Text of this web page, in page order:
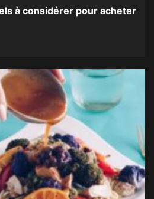
à considérer pour acheter